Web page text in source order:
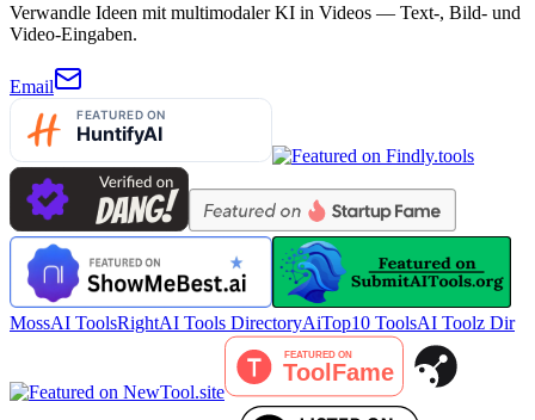
Verwandle Ideen mit multimodaler KI in Videos — Text-, Bild- und
Video-Eingaben.
Email
MossAI ToolsRightAI Tools DirectoryAiTop10 ToolsAI Toolz Dir